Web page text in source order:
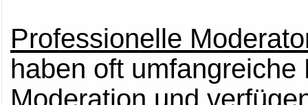
Professionelle
haben oft
Moderation und